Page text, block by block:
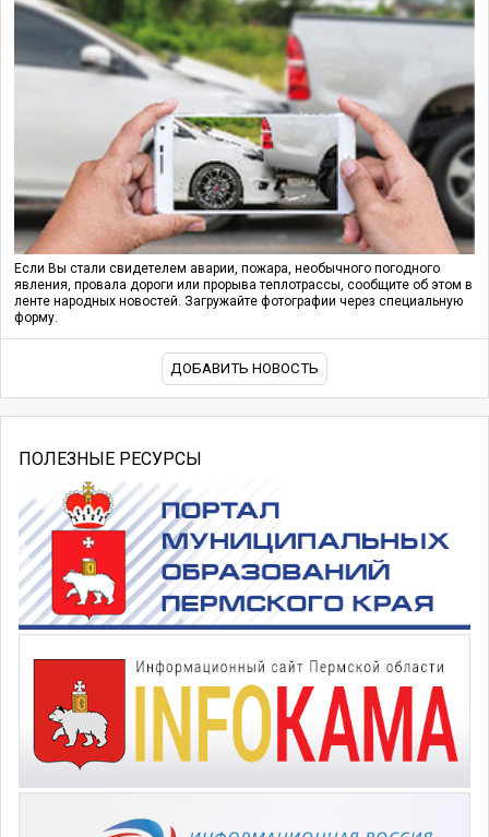
Если Вы стали свидетелем аварии, пожара, необычного погодного
явления, провала дороги или прорыва теплотрассы, сообщите об этом в
ленте народных новостей. Загружайте фотографии через специальную
форму.
ДОБАВИТЬ НОВОСТЬ
ПОЛЕЗНЫЕ РЕСУРСЫ